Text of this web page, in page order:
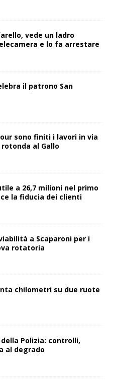
vede un ladro
e lo fa arrestare
il patrono San
sono finiti i lavori in via
al Gallo
a 26,7 milioni nel primo
la fiducia dei clienti
a Scaparoni per i
rotatoria
chilometri su due ruote
Polizia: controlli,
al degrado